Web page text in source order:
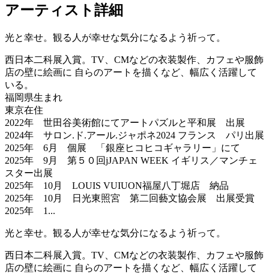
アーティスト詳細
光と幸せ。観る人が幸せな気分になるよう祈って。
西日本二科展入賞。TV、CMなどの衣装製作、カフェや服飾
店の壁に絵画に 自らのアートを描くなど、幅広く活躍して
いる。
福岡県生まれ
東京在住
2022年 世田谷美術館にてアートパズルと平和展 出展
2024年 サロン.ド.アール.ジャポネ2024 フランス パリ出展
2025年 6月 個展 「銀座ヒコヒコギャラリー」にて
2025年 9月 第５０回jJAPAN WEEK イギリス／マンチェ
スター出展
2025年 10月 LOUIS VUIUON福屋八丁堀店 納品
2025年 10月 日光東照宮 第二回藝文協会展 出展受賞
2025年 1...
光と幸せ。観る人が幸せな気分になるよう祈って。
西日本二科展入賞。TV、CMなどの衣装製作、カフェや服飾
店の壁に絵画に 自らのアートを描くなど、幅広く活躍して